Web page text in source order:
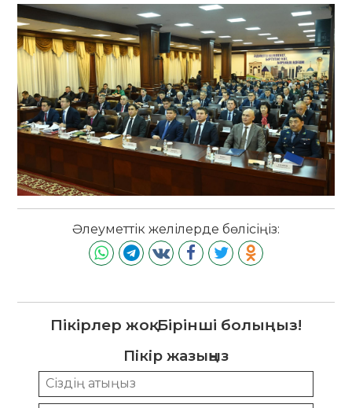
Әлеуметтік желілерде бөлісіңіз:
Пікірлер жоқ. Бірінші болыңыз!
Пікір жазыңыз